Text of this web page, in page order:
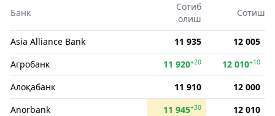
Банк
Сотиб
олиш
Сотиш
Asia Alliance Bank 11 935
12 005
Агробанк
11 920+20 12 010+10
Алоқабанк 11 910
12 000
Anorbank
11 945+30
12 010